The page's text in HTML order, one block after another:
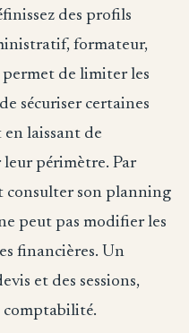
des profils
formateur,
de limiter les
sécuriser certaines
laissant de
leur périmètre. Par
consulter son planning
peut pas modifier les
financières. Un
et des sessions,
comptabilité.